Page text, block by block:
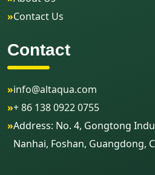
»Contact Us
Contact
»info@altaqua.com
»+ 86 138 0922 0755
»Address: No. 4, Gongtong
Nanhai, Foshan, Guangdong,